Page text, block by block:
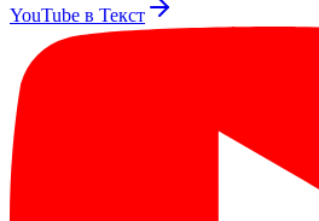
YouTube в Текст